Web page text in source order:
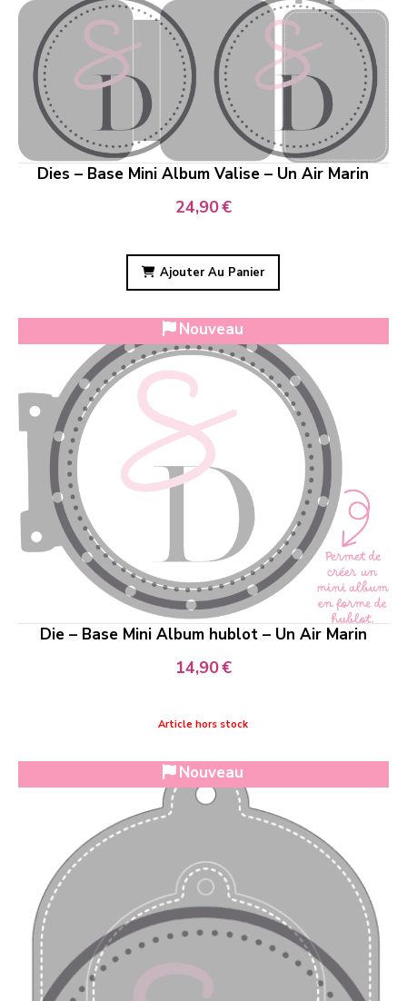
Dies – Base Mini Album Valise – Un Air Marin
24,90€
Ajouter Au Panier
Nouveau
Die – Base Mini Album hublot – Un Air Marin
14,90€
Article hors stock
Nouveau